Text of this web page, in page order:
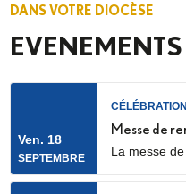
DANS VOTRE DIOCÈSE
EVENEMENTS
Ven. 18
SEPTEMBRE
Messe de
mission des
La messe